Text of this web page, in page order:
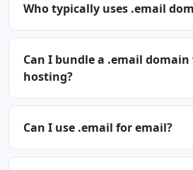
Who typically uses .email
Can I bundle a .email domain
hosting?
Can I use .email for email?